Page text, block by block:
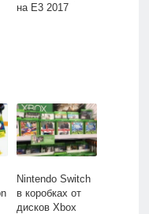
на E3 2017
Nintendo Switch
в коробках от
дисков Xbox